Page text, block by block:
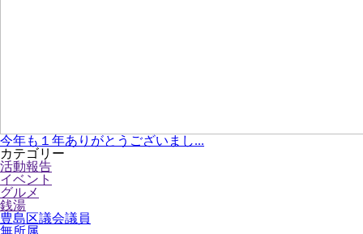
今年も１年ありがとうございまし...
カテゴリー
活動報告
イベント
グルメ
銭湯
豊島区議会議員
無所属